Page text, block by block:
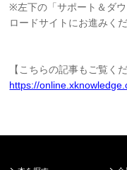
※左下の「サポート＆ダ
ロードサイトにお進みくだ
【こちらの記事もご覧く
https://